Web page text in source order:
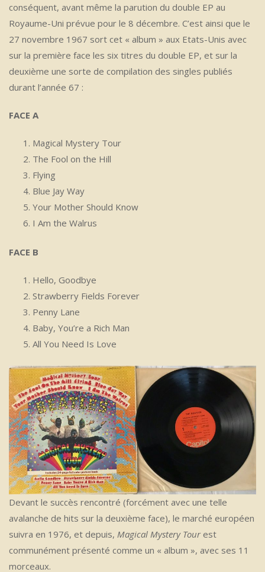
conséquent, avant même la parution du double EP au
Royaume-Uni prévue pour le 8 décembre. C’est ainsi que le
27 novembre 1967 sort cet « album » aux Etats-Unis avec
sur la première face les six titres du double EP, et sur la
deuxième une sorte de compilation des singles publiés
durant l’année 67 :
FACE A
Magical Mystery Tour
The Fool on the Hill
Flying
Blue Jay Way
Your Mother Should Know
I Am the Walrus
FACE B
Hello, Goodbye
Strawberry Fields Forever
Penny Lane
Baby, You’re a Rich Man
All You Need Is Love
Devant le succès rencontré (forcément avec une telle
avalanche de hits sur la deuxième face), le marché européen
suivra en 1976, et depuis, Magical Mystery Tourest
communément présenté comme un « album », avec ses 11
morceaux.